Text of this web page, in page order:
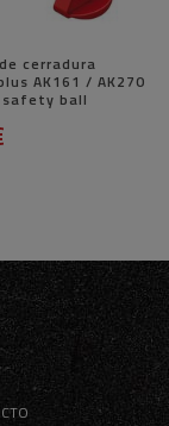
cerradura
AK161 / AK270
safety ball